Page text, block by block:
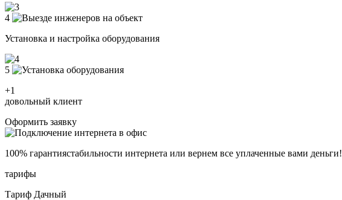
4
Установка и настройка оборудования
5
+1
довольный клиент
Оформить заявку
100% гарантиястабильности интернета или вернем все уплаченные вами деньги!
тарифы
Тариф Дачный